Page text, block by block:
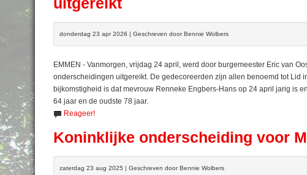
uitgereikt
donderdag 23 apr 2026 | Geschreven door Bennie Wolbers
EMMEN - Vanmorgen, vrijdag 24 april, werd door burgemeester Eric van
onderscheidingen uitgereikt. De gedecoreerden zijn allen benoemd tot Lid
bijkomstigheid is dat mevrouw Renneke Engbers-Hans op 24 april jarig is
64 jaar en de oudste 78 jaar.
Reageer!
Koninklijke onderscheiding voor
zaterdag 23 aug 2025 | Geschreven door Bennie Wolbers